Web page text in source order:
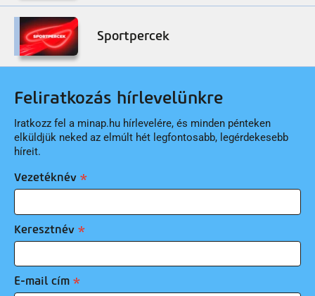
Sportpercek
Feliratkozás hírlevelünkre
Iratkozz fel a minap.hu hírlevelére, és minden pénteken
elküldjük neked az elmúlt hét legfontosabb, legérdekesebb
híreit.
Vezetéknév
Keresztnév
E-mail cím